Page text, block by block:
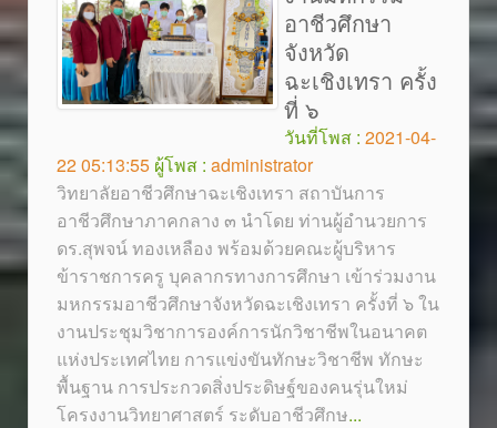
อาชีวศึกษา
จังหวัด
ฉะเชิงเทรา ครั้ง
ที่ ๖
วันที่โพส : 2021-04-
22 05:13:55 ผู้โพส : administrator
วิทยาลัยอาชีวศึกษาฉะเชิงเทรา สถาบันการ
อาชีวศึกษาภาคกลาง ๓ นำโดย ท่านผู้อำนวยการ
ดร.สุพจน์ ทองเหลือง พร้อมด้วยคณะผู้บริหาร
ข้าราชการครู บุคลากรทางการศึกษา เข้าร่วมงาน
มหกรรมอาชีวศึกษาจังหวัดฉะเชิงเทรา ครั้งที่ ๖ ใน
งานประชุมวิชาการองค์การนักวิชาชีพในอนาคต
แห่งประเทศไทย การแข่งขันทักษะวิชาชีพ ทักษะ
พื้นฐาน การประกวดสิ่งประดิษฐ์ของคนรุ่นใหม่
โครงงานวิทยาศาสตร์ ระดับอาชีวศึกษ...